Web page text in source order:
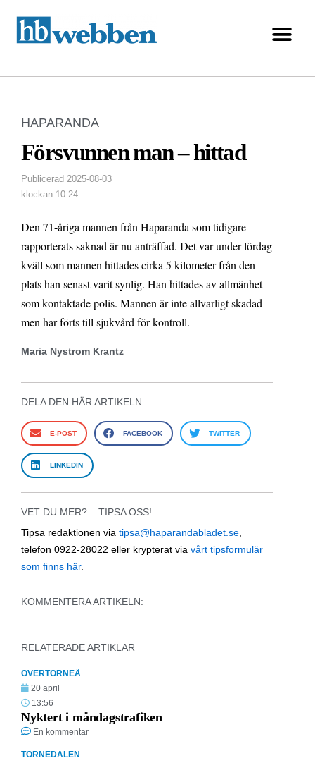
HAPARANDA
Försvunnen man – hittad
Publicerad 2025-08-03
klockan 10:24
Den 71-åriga mannen från Haparanda som tidigare
rapporterats saknad är nu anträffad. Det var under lördag
kväll som mannen hittades cirka 5 kilometer från den
plats han senast varit synlig. Han hittades av allmänhet
som kontaktade polis. Mannen är inte allvarligt skadad
men har förts till sjukvård för kontroll.
Maria Nystrom Krantz
DELA DEN HÄR ARTIKELN:
E-POST FACEBOOK TWITTER
LINKEDIN
VET DU MER? – TIPSA OSS!
Tipsa redaktionen via tipsa@haparandabladet.se
telefon 0922-28022 eller krypterat via vårt tipsformulär
som finns här.
KOMMENTERA ARTIKELN:
RELATERADE ARTIKLAR
ÖVERTORNEÅ
20 april
13:56
Nyktert i måndagstrafiken
En kommentar
TORNEDALEN